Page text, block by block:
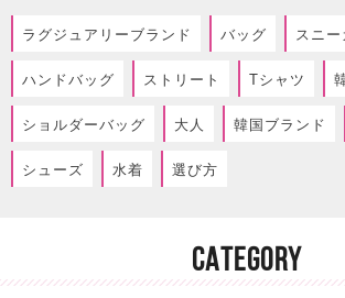
ラグジュアリーブランド バッグ スニー
ハンドバッグ ストリート Tシャツ
ショルダーバッグ 大人 韓国ブランド
シューズ 水着 選び方
CATEGORY